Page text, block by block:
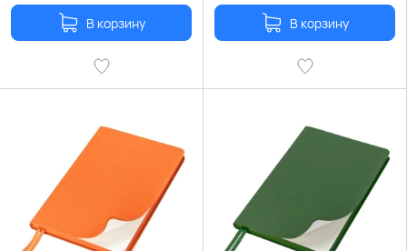
В корзину В корзину